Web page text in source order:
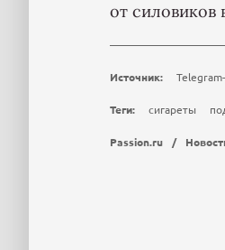
от силовиков
Источник:
Теги: сигареты
Passion.ru /